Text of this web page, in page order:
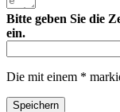
Bitte geben Sie die
ein.
Die mit einem *
Speichern